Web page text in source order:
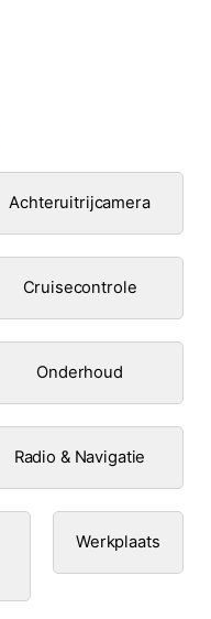
Achteruitrijcamera
Cruisecontrole
Onderhoud
Radio & Navigatie
Werkplaats